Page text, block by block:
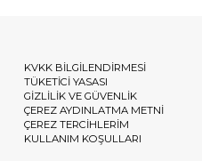
KVKK BİLGİLENDİRMESİ
TÜKETİCİ YASASI
GİZLİLİK VE GÜVENLİK
ÇEREZ AYDINLATMA METNİ
ÇEREZ TERCİHLERİM
KULLANIM KOŞULLARI